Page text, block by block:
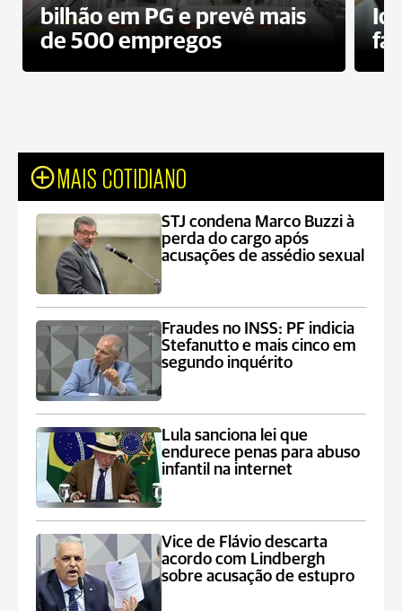
bilhão em PG e prevê mais
de 500 empregos
MAIS COTIDIANO
STJ condena Marco Buzzi à
perda do cargo após
acusações de assédio sexual
Fraudes no INSS: PF indicia
Stefanutto e mais cinco em
segundo inquérito
Lula sanciona lei que
endurece penas para abuso
infantil na internet
Vice de Flávio descarta
acordo com Lindbergh
sobre acusação de estupro